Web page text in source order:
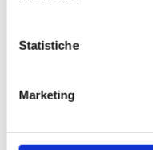
Statistiche
Marketing